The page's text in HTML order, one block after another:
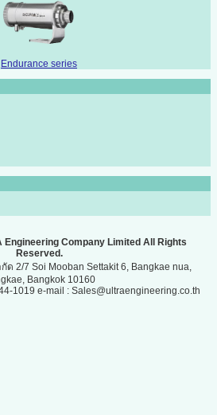
Endurance series
Engineering Company Limited All Rights
Reserved.
ด 2/7 Soi Mooban Settakit 6, Bangkae nua,
Bangkok 10160
1019 e-mail : Sales@ultraengineering.co.th